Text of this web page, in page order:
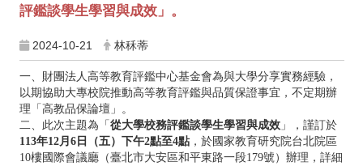
評鑑談學生學習與成效」。
2024-10-21 林秝蒂
一、財團法人高等教育評鑑中心基金會為與大學分享實務經驗，
以期協助大專校院推動高等教育評鑑與品質保證事宜，不定期辦
理「高教品保論壇」。
二、此次主題為「從大學校務評鑑談學生學習與成效」，謹訂於
113年12月6日（五）下午2點至4點，於國家教育研究院台北院區
10樓國際會議廳（臺北市大安區和平東路一段179號）辦理，詳細